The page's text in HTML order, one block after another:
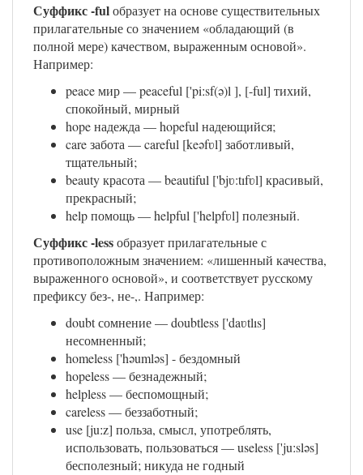
Суффикс -fulобразует на основе существительных
прилагательные со значением «обладающий (в
полной мере) качеством, выраженным основой».
Например:
peace мир — peaceful ['piːsf(ə)l ], [-ful] тихий,
спокойный, мирный
hope надежда — hopeful надеющийся;
care забота — careful [keəfʋl] заботливый,
тщательный;
beauty красота — beautiful ['bjʋ:tıfʋl] красивый,
прекрасный;
help помощь — helpful ['helpfʋl] полезный.
Суффикс -lessобразует прилагательные с
противоположным значением: «лишенный качества,
выраженного основой», и соответствует русскому
префиксу без-, не-,. Например:
doubt сомнение — doubtless ['daʋtlıs]
несомненный;
homeless ['həumləs] - бездомный
hopeless — безнадежный;
helpless — беспомощный;
careless — беззаботный;
use [juːz] польза, смысл, употреблять,
использовать, пользоваться — useless ['juːsləs]
бесполезный; никуда не годный